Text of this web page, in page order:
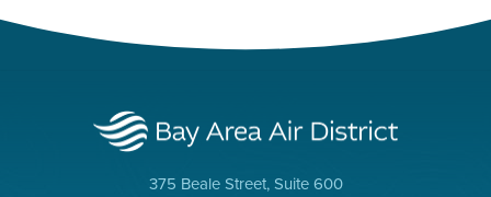
375 Beale Street, Suite 600